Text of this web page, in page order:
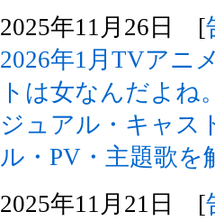
2025年11月26日 [
2026年1月TVアニ
トは女なんだよね
ジュアル・キャス
ル・PV・主題歌を
2025年11月21日 [